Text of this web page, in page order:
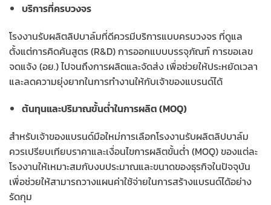
บริการที่ครบวงจร
โรงงานรับผลิตลิปบาล์มที่ดีควรมีบริการแบบครบวงจร ที่ดูแล
ตั้งแต่การคิดค้นสูตร (R&D) การออกแบบบรรจุภัณฑ์ การขอเลข
จดแจ้ง (อย.) ไปจนถึงการผลิตและจัดส่ง เพื่อช่วยให้ประหยัดเวลา
และลดความยุ่งยากในการทำงานให้กับเจ้าของแบรนด์ได้
ต้นทุนและปริมาณขั้นต่ำในการผลิต (MOQ)
สำหรับเจ้าของแบรนด์มือใหม่การเลือกโรงงานรับผลิตลิปบาล์ม
ควรเปรียบเทียบราคาและเงื่อนไขการผลิตขั้นต่ำ (MOQ) ของแต่ละ
โรงงานให้เหมาะสมกับงบประมาณและขนาดของธุรกิจในปัจจุบัน
เพื่อช่วยให้สามารถวางแผนค่าใช้จ่ายในการสร้างแบรนด์ได้อย่าง
รัดกุม